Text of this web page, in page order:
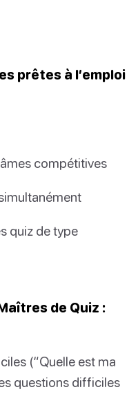
prêtes à l’emploi
compétitives
quiz de type
de Quiz :
(“Quelle est ma
questions difficiles